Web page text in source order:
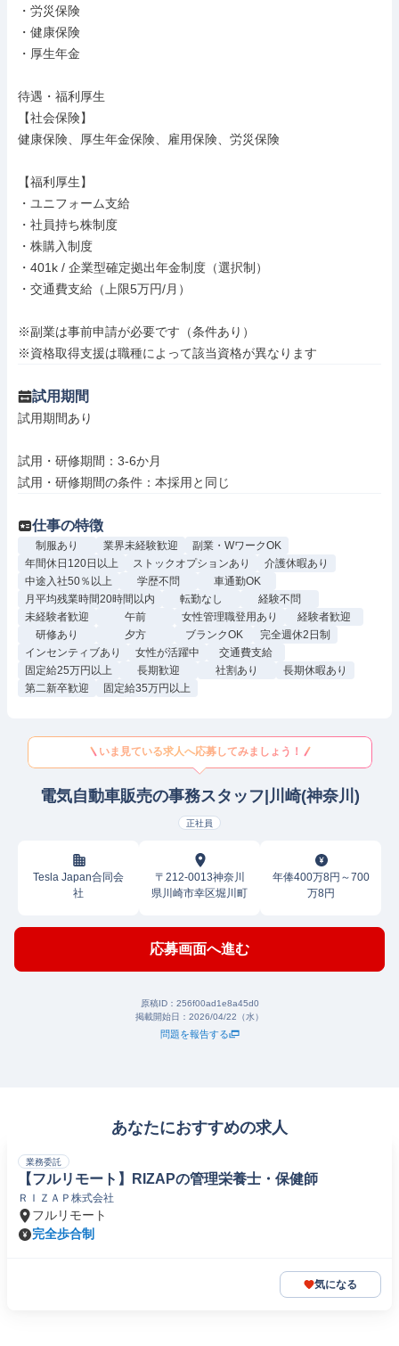
・労災保険
・健康保険
・厚生年金
待遇・福利厚生
【社会保険】
健康保険、厚生年金保険、雇用保険、労災保険
【福利厚生】
・ユニフォーム支給
・社員持ち株制度
・株購入制度
・401k / 企業型確定拠出年金制度（選択制）
・交通費支給（上限5万円/月）
※副業は事前申請が必要です（条件あり）
※資格取得支援は職種によって該当資格が異なります
試用期間
試用期間あり
試用・研修期間：3-6か月
仕事の特徴
制服あり 業界未経験歓迎
副業・WワークOK
年間休日120日以上
ストックオプションあり
介護休暇あり
中途入社50％以上
学歴不問
車通勤OK
月平均残業時間20時間以内
転勤なし
経験不問
未経験者歓迎
午前 女性管理職登用あり
経験者歓迎
研修あり
夕方 ブランクOK
完全週休2日制
インセンティブあり
女性が活躍中
交通費支給
固定給25万円以上
長期歓迎 社割あり
長期休暇あり
第二新卒歓迎
固定給35万円以上
いま見ている求人へ応募してみましょう！
電気自動車販売の事務スタッフ|川崎(神奈川)
正社員
Tesla Japan合同会
社
〒212-0013神奈川
県川崎市幸区堀川町
年俸400万8円～700
万8円
応募画面へ進む
原稿ID： 256f00ad1e8a45d0
掲載開始日： 2026/04/22（水）
問題を報告する
あなたにおすすめの求人
業務委託
【フルリモート】RIZAPの管理栄養士・保健師
ＲＩＺＡＰ株式会社
フルリモート
完全歩合制
気になる